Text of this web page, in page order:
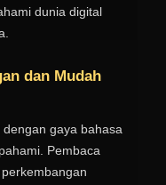
dunia digital
dan Mudah
gaya bahasa
Pembaca